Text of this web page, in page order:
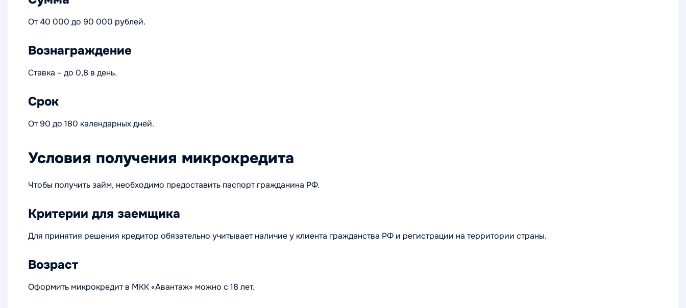
От 40 000 до 90 000 рублей.
Вознаграждение
Ставка – до 0,8 в день.
Срок
От 90 до 180 календарных дней.
Условия получения микрокредита
Чтобы получить займ, необходимо предоставить паспорт гражданина РФ.
Критерии для заемщика
Для принятия решения кредитор обязательно учитывает наличие у клиента гражданства РФ и регистрации на территории страны.
Возраст
Оформить микрокредит в МКК «Авантаж» можно с 18 лет.